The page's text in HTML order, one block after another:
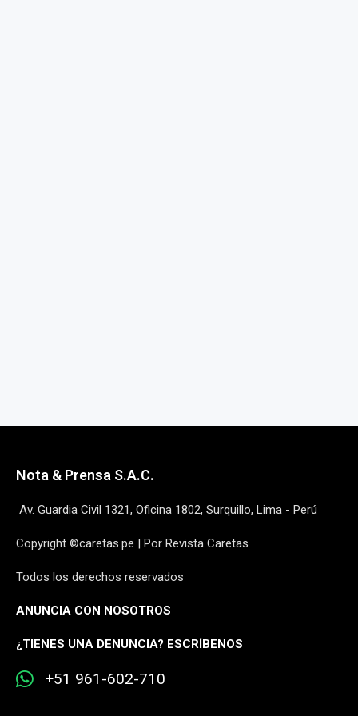
Nota & Prensa S.A.C.
Av. Guardia Civil 1321, Oficina 1802, Surquillo, Lima - Perú
Copyright ©caretas.pe | Por Revista Caretas
Todos los derechos reservados
ANUNCIA CON NOSOTROS
¿TIENES UNA DENUNCIA? ESCRÍBENOS
+51 961-602-710